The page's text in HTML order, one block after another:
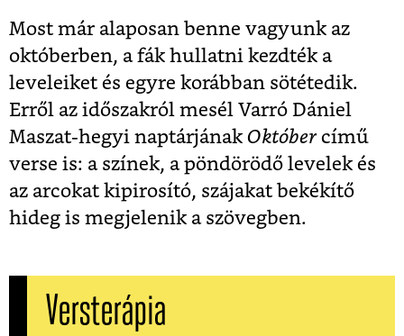
Most már alaposan benne vagyunk az
októberben, a fák hullatni kezdték a
leveleiket és egyre korábban sötétedik.
Erről az időszakról mesél Varró Dániel
Maszat-hegyi naptárjának Október című
verse is: a színek, a pöndörödő levelek és
az arcokat kipirosító, szájakat bekékítő
hideg is megjelenik a szövegben.
Versterápia